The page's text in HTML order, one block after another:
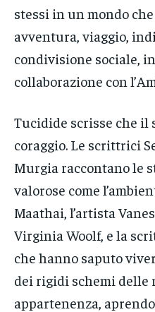
stessi in un mondo
avventura, viaggio,
condivisione sociale,
collaborazione con
Tucidide scrisse che il
coraggio. Le scrittrici
Murgia raccontano le
valorose come
Maathai, l’artista
Virginia Woolf, e la
che hanno saputo
dei rigidi schemi
appartenenza,